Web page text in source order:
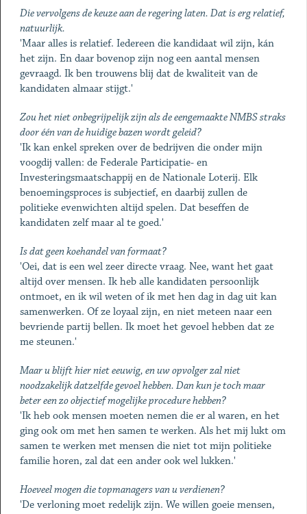
Die vervolgens de keuze aan de regering laten. Dat is erg relatief,
natuurlijk.
'Maar alles is relatief. Iedereen die kandidaat wil zijn, kán
het zijn. En daar bovenop zijn nog een aantal mensen
gevraagd. Ik ben trouwens blij dat de kwaliteit van de
kandidaten almaar stijgt.'
Zou het niet onbegrijpelijk zijn als de eengemaakte NMBS straks
door één van de huidige bazen wordt geleid?
'Ik kan enkel spreken over de bedrijven die onder mijn
voogdij vallen: de Federale Participatie- en
Investeringsmaatschappij en de Nationale Loterij. Elk
benoemingsproces is subjectief, en daarbij zullen de
politieke evenwichten altijd spelen. Dat beseffen de
kandidaten zelf maar al te goed.'
Is dat geen koehandel van formaat?
'Oei, dat is een wel zeer directe vraag. Nee, want het gaat
altijd over mensen. Ik heb alle kandidaten persoonlijk
ontmoet, en ik wil weten of ik met hen dag in dag uit kan
samenwerken. Of ze loyaal zijn, en niet meteen naar een
bevriende partij bellen. Ik moet het gevoel hebben dat ze
me steunen.'
Maar u blijft hier niet eeuwig, en uw opvolger zal niet
noodzakelijk datzelfde gevoel hebben. Dan kun je toch maar
beter een zo objectief mogelijke procedure hebben?
'Ik heb ook mensen moeten nemen die er al waren, en het
ging ook om met hen samen te werken. Als het mij lukt om
samen te werken met mensen die niet tot mijn politieke
familie horen, zal dat een ander ook wel lukken.'
Hoeveel mogen die topmanagers van u verdienen?
'De verloning moet redelijk zijn. We willen goeie mensen,